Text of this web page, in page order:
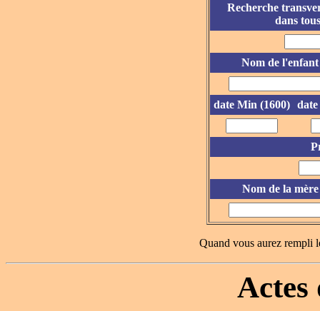
Recherche
dans
Nom de l'enfant
date Min (1600)
Nom de la mère
Quand vous aurez rempli
Actes